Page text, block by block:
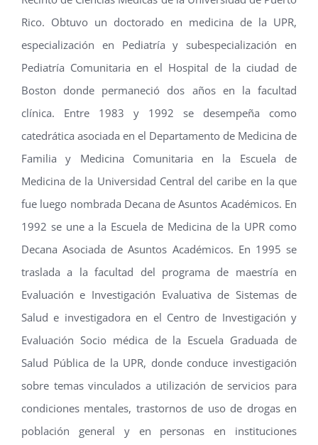
Rico. Obtuvo un doctorado en medicina de la UPR,
especialización en Pediatría y subespecialización en
Pediatría Comunitaria en el Hospital de la ciudad de
Boston donde permaneció dos años en la facultad
clínica. Entre 1983 y 1992 se desempeña como
catedrática asociada en el Departamento de Medicina de
Familia y Medicina Comunitaria en la Escuela de
Medicina de la Universidad Central del caribe en la que
fue luego nombrada Decana de Asuntos Académicos. En
1992 se une a la Escuela de Medicina de la UPR como
Decana Asociada de Asuntos Académicos. En 1995 se
traslada a la facultad del programa de maestría en
Evaluación e Investigación Evaluativa de Sistemas de
Salud e investigadora en el Centro de Investigación y
Evaluación Socio médica de la Escuela Graduada de
Salud Pública de la UPR, donde conduce investigación
sobre temas vinculados a utilización de servicios para
condiciones mentales, trastornos de uso de drogas en
población general y en personas en instituciones